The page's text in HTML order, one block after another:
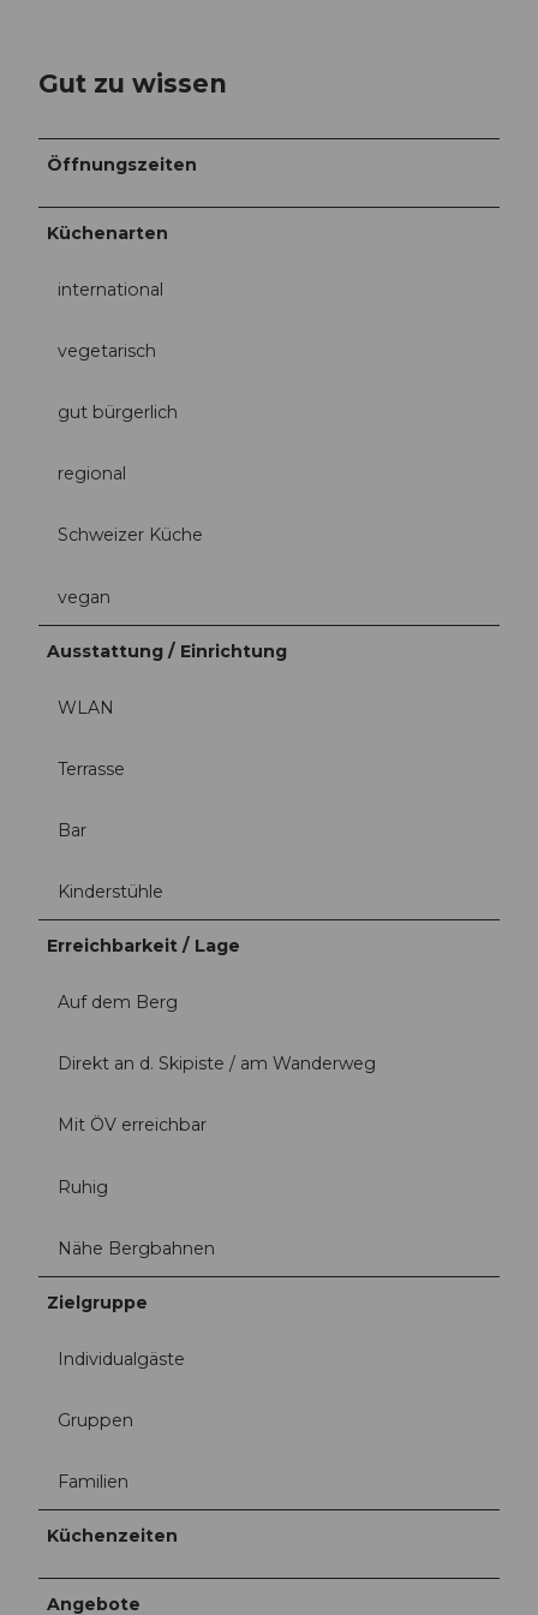
Gut zu wissen
Öffnungszeiten
Küchenarten
international
vegetarisch
gut bürgerlich
regional
Schweizer Küche
vegan
Ausstattung / Einrichtung
WLAN
Terrasse
Bar
Kinderstühle
Erreichbarkeit / Lage
Auf dem Berg
Direkt an d. Skipiste / am Wanderweg
Mit ÖV erreichbar
Ruhig
Nähe Bergbahnen
Zielgruppe
Individualgäste
Gruppen
Familien
Küchenzeiten
Angebote